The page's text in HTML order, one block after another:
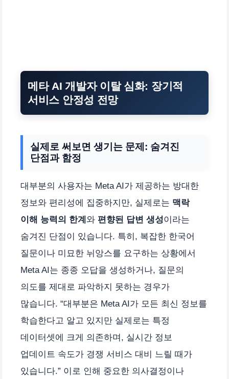
메타 AI 개발자 이탈 심화: 장기적
서비스 안정성 전망
실제로 써보면 생기는 문제: 숨겨진
단점과 함정
대부분의 사용자는 Meta AI가 제공하는 방대한
정보와 편리성에 집중하지만, 실제로는 맥락
이해 능력의 한계 와 편향된 답변 생성이라는
숨겨진 단점이 있습니다. 특히, 복잡한 한국어
질문이나 미묘한 뉘앙스를 요구하는 상황에서
Meta AI는 종종 오답을 생성하거나, 질문의
의도를 제대로 파악하지 못하는 경우가
많습니다. “대부분은 Meta AI가 모든 최신 정보를
학습한다고 알고 있지만 실제로는 특정
데이터셋에 크게 의존하며, 실시간 정보
업데이트 속도가 경쟁 서비스 대비 느릴 때가
있습니다.” 이로 인해 중요한 의사결정이나